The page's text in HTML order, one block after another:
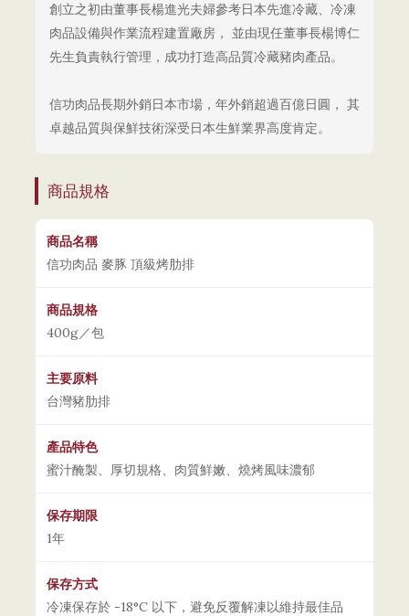
創立之初由董事長楊進光夫婦參考日本先進冷藏、冷凍
肉品設備與作業流程建置廠房， 並由現任董事長楊博仁
先生負責執行管理，成功打造高品質冷藏豬肉產品。
信功肉品長期外銷日本市場，年外銷超過百億日圓， 其
卓越品質與保鮮技術深受日本生鮮業界高度肯定。
商品規格
商品名稱
信功肉品 麥豚 頂級烤肋排
商品規格
400g／包
主要原料
台灣豬肋排
產品特色
蜜汁醃製、厚切規格、肉質鮮嫩、燒烤風味濃郁
保存期限
1年
保存方式
冷凍保存於 -18°C 以下，避免反覆解凍以維持最佳品